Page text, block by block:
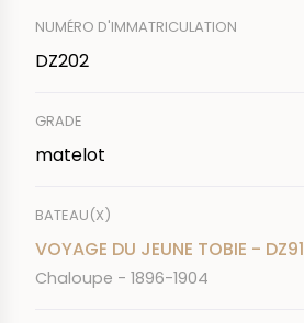
NUMÉRO D'IMMATRICULATION
DZ202
GRADE
matelot
BATEAU(X)
VOYAGE DU JEUNE TOBIE - DZ91
Chaloupe - 1896-1904